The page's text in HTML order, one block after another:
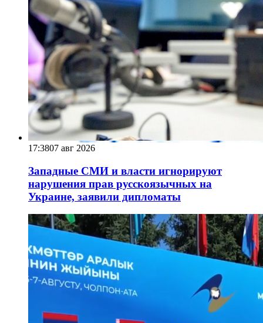
17:3807 авг 2026
Западные СМИ и власти игнорируют
нарушения прав русскоязычных на
Украине, заявили дипломаты